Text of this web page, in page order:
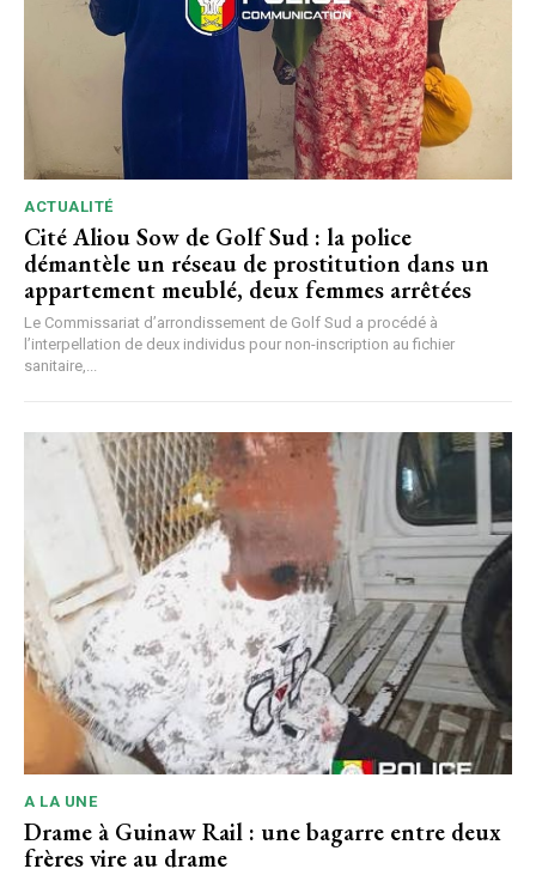
ACTUALITÉ
Cité Aliou Sow de Golf Sud : la police
démantèle un réseau de prostitution dans un
appartement meublé, deux femmes arrêtées
Le Commissariat d’arrondissement de Golf Sud a procédé à
l’interpellation de deux individus pour non-inscription au fichier
sanitaire,...
A LA UNE
Drame à Guinaw Rail : une bagarre entre deux
frères vire au drame